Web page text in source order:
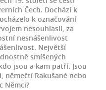
Čech. Dochází k
k označování
nesouhlasil, za
nesnášenlivost
Největší
smíšených
jsou a kam patří. Jsou
němečtí Rakušané nebo
Němci?